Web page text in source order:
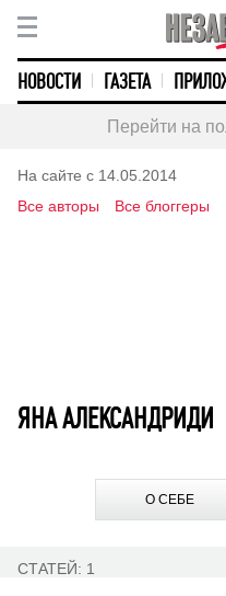
НОВОСТИ ГАЗЕТА
Перейти на
На сайте с 14.05.2014
Все авторы
Все блоггеры
ЯНА АЛЕКСАНДРИДИ
О СЕБЕ
СТАТЕЙ: 1